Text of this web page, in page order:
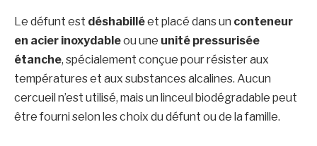
Le défunt est déshabilléet placé dans un conteneur
en acier inoxydableou une unité pressurisée
étanche, spécialement conçue pour résister aux
températures et aux substances alcalines. Aucun
cercueil n’est utilisé, mais un linceul biodégradable peut
être fourni selon les choix du défunt ou de la famille.